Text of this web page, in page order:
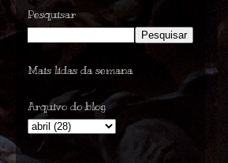
Pesquisar
Mais lidas da semana
Arquivo do blog